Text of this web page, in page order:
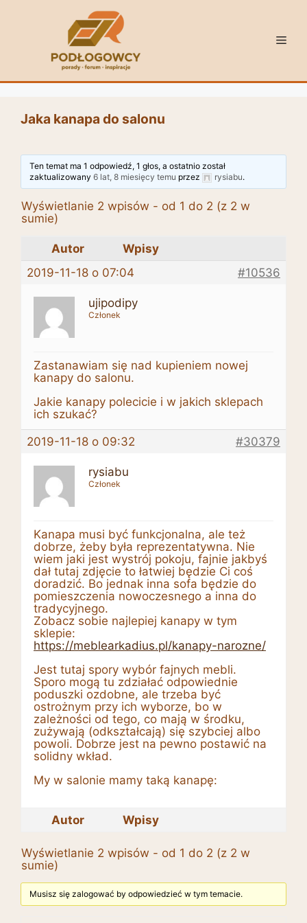
Jaka kanapa do salonu
Ten temat ma 1 odpowiedź, 1 głos, a ostatnio został
zaktualizowany6 lat, 8 miesięcy temu przez rysiabu.
Wyświetlanie 2 wpisów - od 1 do 2 (z 2 w
sumie)
Autor
Wpisy
2019-11-18 o 07:04
#10536
ujipodipy
Członek
Zastanawiam się nad kupieniem nowej
kanapy do salonu.
Jakie kanapy polecicie i w jakich sklepach
ich szukać?
2019-11-18 o 09:32
#30379
rysiabu
Członek
Kanapa musi być funkcjonalna, ale też
dobrze, żeby była reprezentatywna. Nie
wiem jaki jest wystrój pokoju, fajnie jakbyś
dał tutaj zdjęcie to łatwiej będzie Ci coś
doradzić. Bo jednak inna sofa będzie do
pomieszczenia nowoczesnego a inna do
tradycyjnego.
Zobacz sobie najlepiej kanapy w tym
sklepie:
https://meblearkadius.pl/kanapy-narozne/
Jest tutaj spory wybór fajnych mebli.
Sporo mogą tu zdziałać odpowiednie
poduszki ozdobne, ale trzeba być
ostrożnym przy ich wyborze, bo w
zależności od tego, co mają w środku,
zużywają (odkształcają) się szybciej albo
powoli. Dobrze jest na pewno postawić na
solidny wkład.
My w salonie mamy taką kanapę:
Autor Wpisy
Wyświetlanie 2 wpisów - od 1 do 2 (z 2 w
sumie)
Musisz się zalogować by odpowiedzieć w tym temacie.